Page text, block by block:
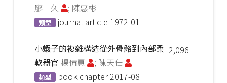
廖一久
; 陳惠彬
類型 journal article 1972-01
2,096
小蝦子的複雜構造從外骨骼到內部柔
軟器官 楊倩惠 ; 陳天任
類型 book chapter2017-08